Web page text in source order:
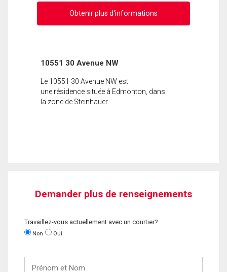
Obtenir plus d'informations
10551 30 Avenue NW
Le 10551 30 Avenue NW est
une résidence située à Edmonton, dans
la zone de Steinhauer.
Demander plus de renseignements
Travaillez-vous actuellement avec un courtier?
Non Oui